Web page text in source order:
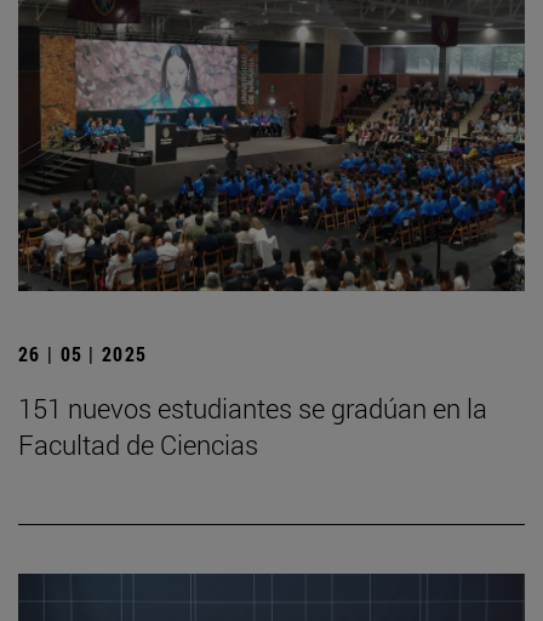
26 | 05 | 2025
151 nuevos estudiantes se gradúan en la
Facultad de Ciencias